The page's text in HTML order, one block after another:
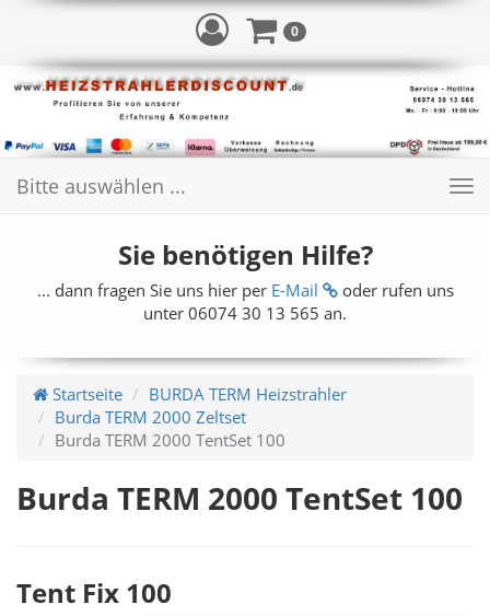
0
Bitte auswählen ...
Sie benötigen Hilfe?
... dann fragen Sie uns hier per E-Mail
oder rufen uns
unter 06074 30 13 565 an.
Startseite
BURDA TERM Heizstrahler
Burda TERM 2000 Zeltset
Burda TERM 2000 TentSet 100
Burda TERM 2000 TentSet 100
Tent Fix 100